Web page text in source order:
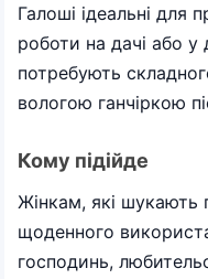
Галоші ідеальні для
роботи на дачі або у
потребують
вологою ганчіркою
Кому підійде
Жінкам, які шукають
щоденного
господинь,